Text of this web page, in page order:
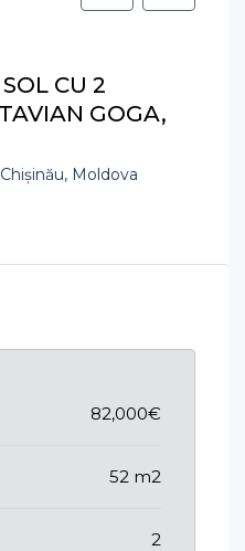
CU 2
GOGA,
Moldova
82,000€
52 m2
2